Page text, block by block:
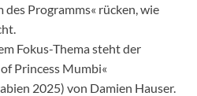
Programms« rücken, wie
Fokus-Thema steht der
Princess Mumbi«
2025) von Damien Hauser.